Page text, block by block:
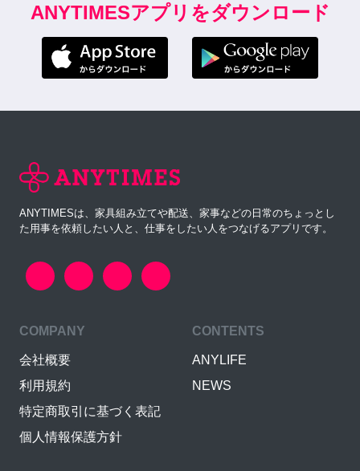
ANYTIMESアプリをダウンロード
ANYTIMESは、家具組み立てや配送、家事などの日常のちょっとし
た用事を依頼したい人と、仕事をしたい人をつなげるアプリです。
COMPANY
会社概要
利用規約
特定商取引に基づく表記
個人情報保護方針
CONTENTS
ANYLIFE
NEWS